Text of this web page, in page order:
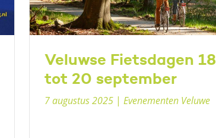
Veluwse Fietsdagen 18
tot 20 september
7 augustus 2025 | Evenementen Veluwe